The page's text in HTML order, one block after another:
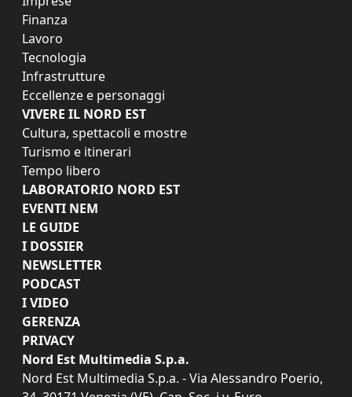
Finanza
Lavoro
Tecnologia
Infrastrutture
Eccellenze e personaggi
VIVERE IL NORD EST
Cultura, spettacoli e mostre
Turismo e itinerari
Tempo libero
LABORATORIO NORD EST
EVENTI NEM
LE GUIDE
I DOSSIER
NEWSLETTER
PODCAST
I VIDEO
GERENZA
PRIVACY
Nord Est Multimedia S.p.a.
Nord Est Multimedia S.p.a. - Via Alessandro Poerio,